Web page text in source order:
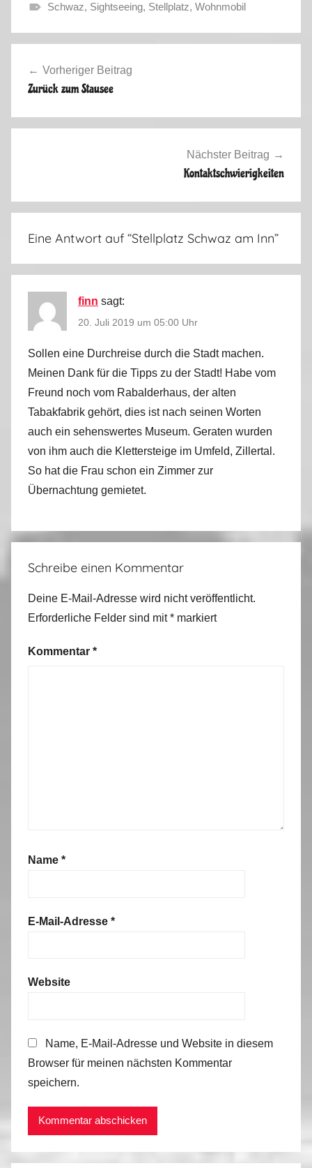
r
l
i
Schwaz, Sightseeing, Stellplatz, Wohnmobil
Vorheriger Beitrag
Zurück zum Stausee
Nächster Beitrag
Kontaktschwierigkeiten
Eine Antwort auf “Stellplatz Schwaz am Inn”
finn sagt:
20. Juli 2019 um 05:00 Uhr
Sollen eine Durchreise durch die Stadt machen.
Meinen Dank für die Tipps zu der Stadt! Habe vom
Freund noch vom Rabalderhaus, der alten
Tabakfabrik gehört, dies ist nach seinen Worten
auch ein sehenswertes Museum. Geraten wurden
von ihm auch die Klettersteige im Umfeld, Zillertal.
So hat die Frau schon ein Zimmer zur
Übernachtung gemietet.
Schreibe einen Kommentar
Deine E-Mail-Adresse wird nicht veröffentlicht.
Erforderliche Felder sind mit* markiert
Kommentar *
Name *
E-Mail-Adresse *
Website
Name, E-Mail-Adresse und Website in diesem
Browser für meinen nächsten Kommentar
speichern.